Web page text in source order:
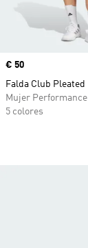
Precio
€ 50
Falda Club Pleated
Mujer Performance
5 colores